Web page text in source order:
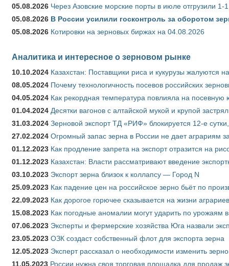
05.08.2026 Через Азовские морские порты в июле отгрузили
05.08.2026 В России усилили госконтроль за оборотом
05.08.2026 Котировки на зерновых биржах на 04.08.2026
Аналитика и интересное о зерновом рынке
10.10.2024 Казахстан: Поставщики риса и кукурузы жалуются
08.05.2024 Почему технологичность посевов российских
04.05.2024 Как рекордная температура повлияла на
01.04.2024 Десятки вагонов с алтайской мукой и крупой
31.03.2024 Зерновой экспорт ТД «РИФ» блокируется 12-е
27.02.2024 Огромный запас зерна в России не дает аграриям
01.12.2023 Как продление запрета на экспорт отразится на
01.12.2023 Казахстан: Власти рассматривают введение
03.10.2023 Экспорт зерна близок к коллапсу — Город N
25.09.2023 Как падение цен на российское зерно бьёт по
22.09.2023 Как дорогое горючее сказывается на жизни аграриев
15.08.2023 Как погодные аномалии могут ударить по урожаям
07.06.2023 Эксперты и фермерские хозяйства Юга назвали
23.05.2023 ОЗК создаст собственный флот для экспорта зерна
12.05.2023 Эксперт рассказал о необходимости изменить
11.05.2023 России нужна своя торговая площадка для продаж